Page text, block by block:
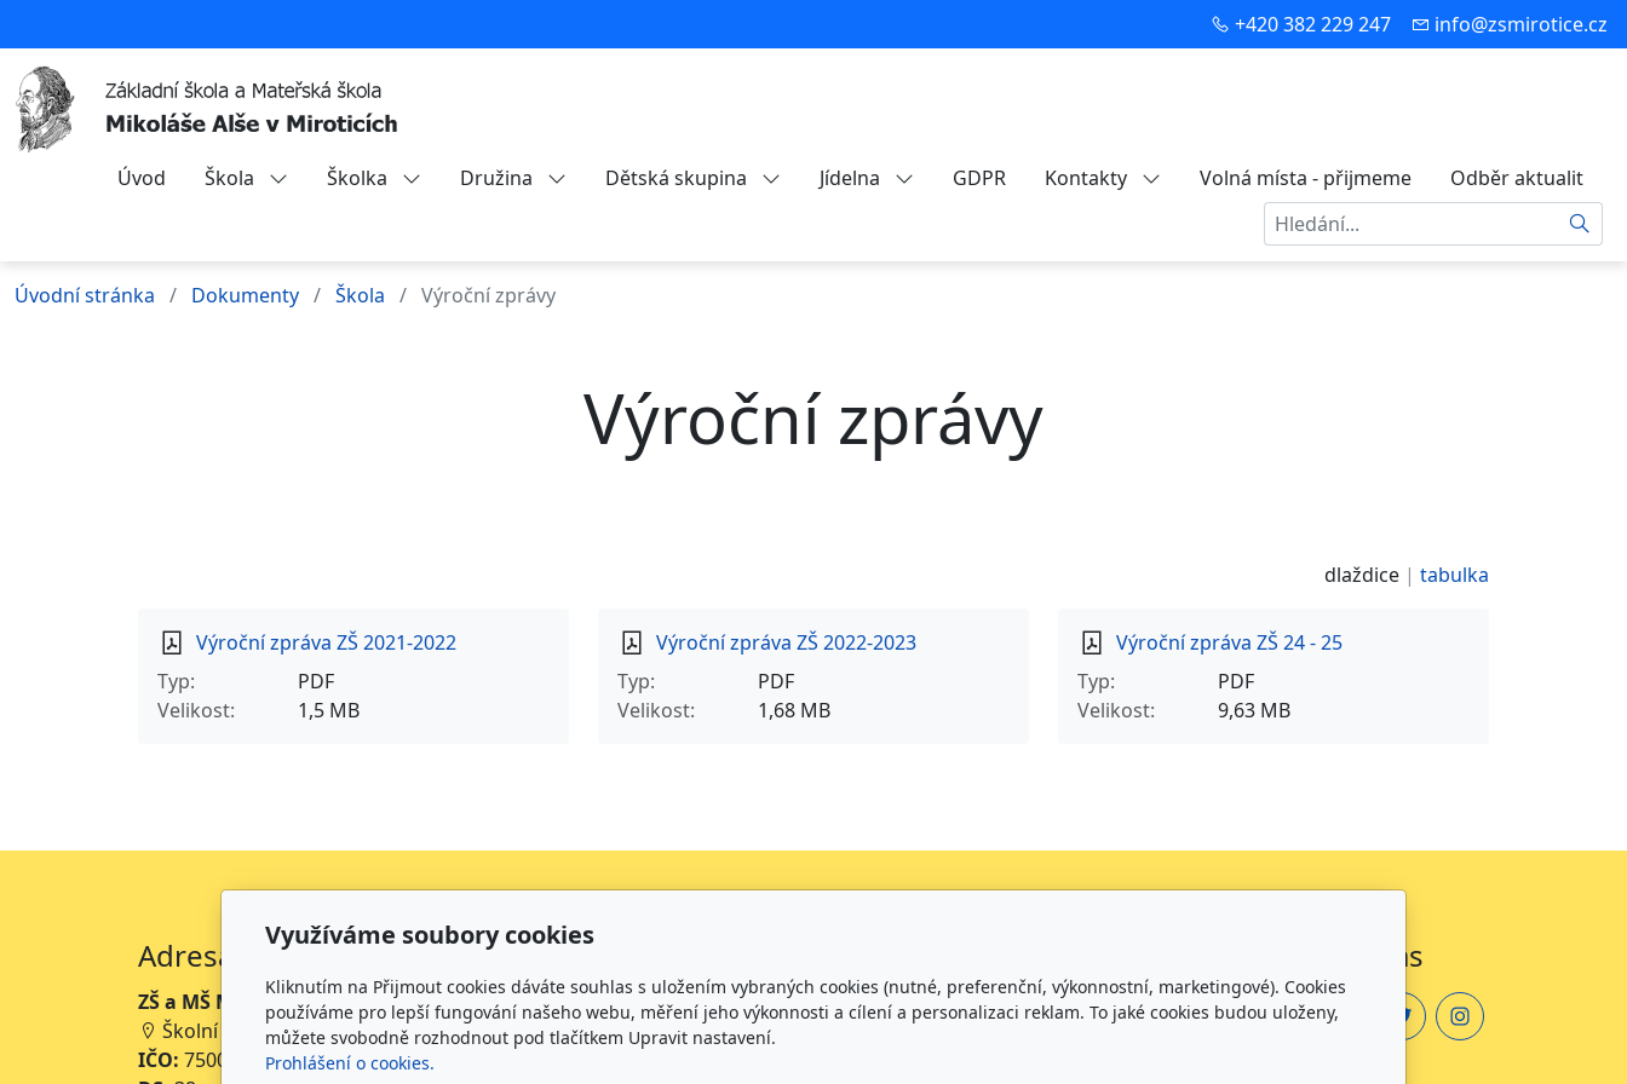
+420 382 229 247 info@zsmirotice.cz
Úvod Škola Školka Družina Dětská skupina Jídelna GDPR Kontakty Volná místa - přijmeme
Odběr aktualit
Hledat
Úvodní stránka Dokumenty Škola Výroční zprávy
Výroční zprávy
dlaždice tabulka
Výroční zpráva ZŠ 2021-2022
Typ
PDF
Velikost
1,5 MB
Výroční zpráva ZŠ 2022-2023
Typ
PDF
Velikost
1,68 MB
Výroční zpráva ZŠ 24 - 25
Typ
PDF
Velikost
9,63 MB
Adresa
ZŠ a MŠ Mikoláše Alše Mirotice
Školní 234, 398 01 Mirotice
IČO: 75001063
Kontakt
+420 734 316 620 - Ředitel školy
+420 733 539 322 - Zástupce ředitele pro předškolní vzdělávání
Sledujte nás
Využíváme soubory cookies
Kliknutím na Přijmout cookies dáváte souhlas s uložením vybraných cookies (nutné, preferenční, výkonnostní, marketingové). Cookies
používáme pro lepší fungování našeho webu, měření jeho výkonnosti a cílení a personalizaci reklam. To jaké cookies budou uloženy,
můžete svobodně rozhodnout pod tlačítkem Upravit nastavení.
Prohlášení o cookies.